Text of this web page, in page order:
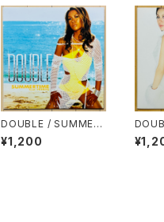
DOUBLE / SUMMER
TIME
¥1,200